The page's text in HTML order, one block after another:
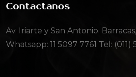
Contactanos
Av. Iriarte y San Antonio.
Whatsapp: 11 5097 7761 Tel: (011)